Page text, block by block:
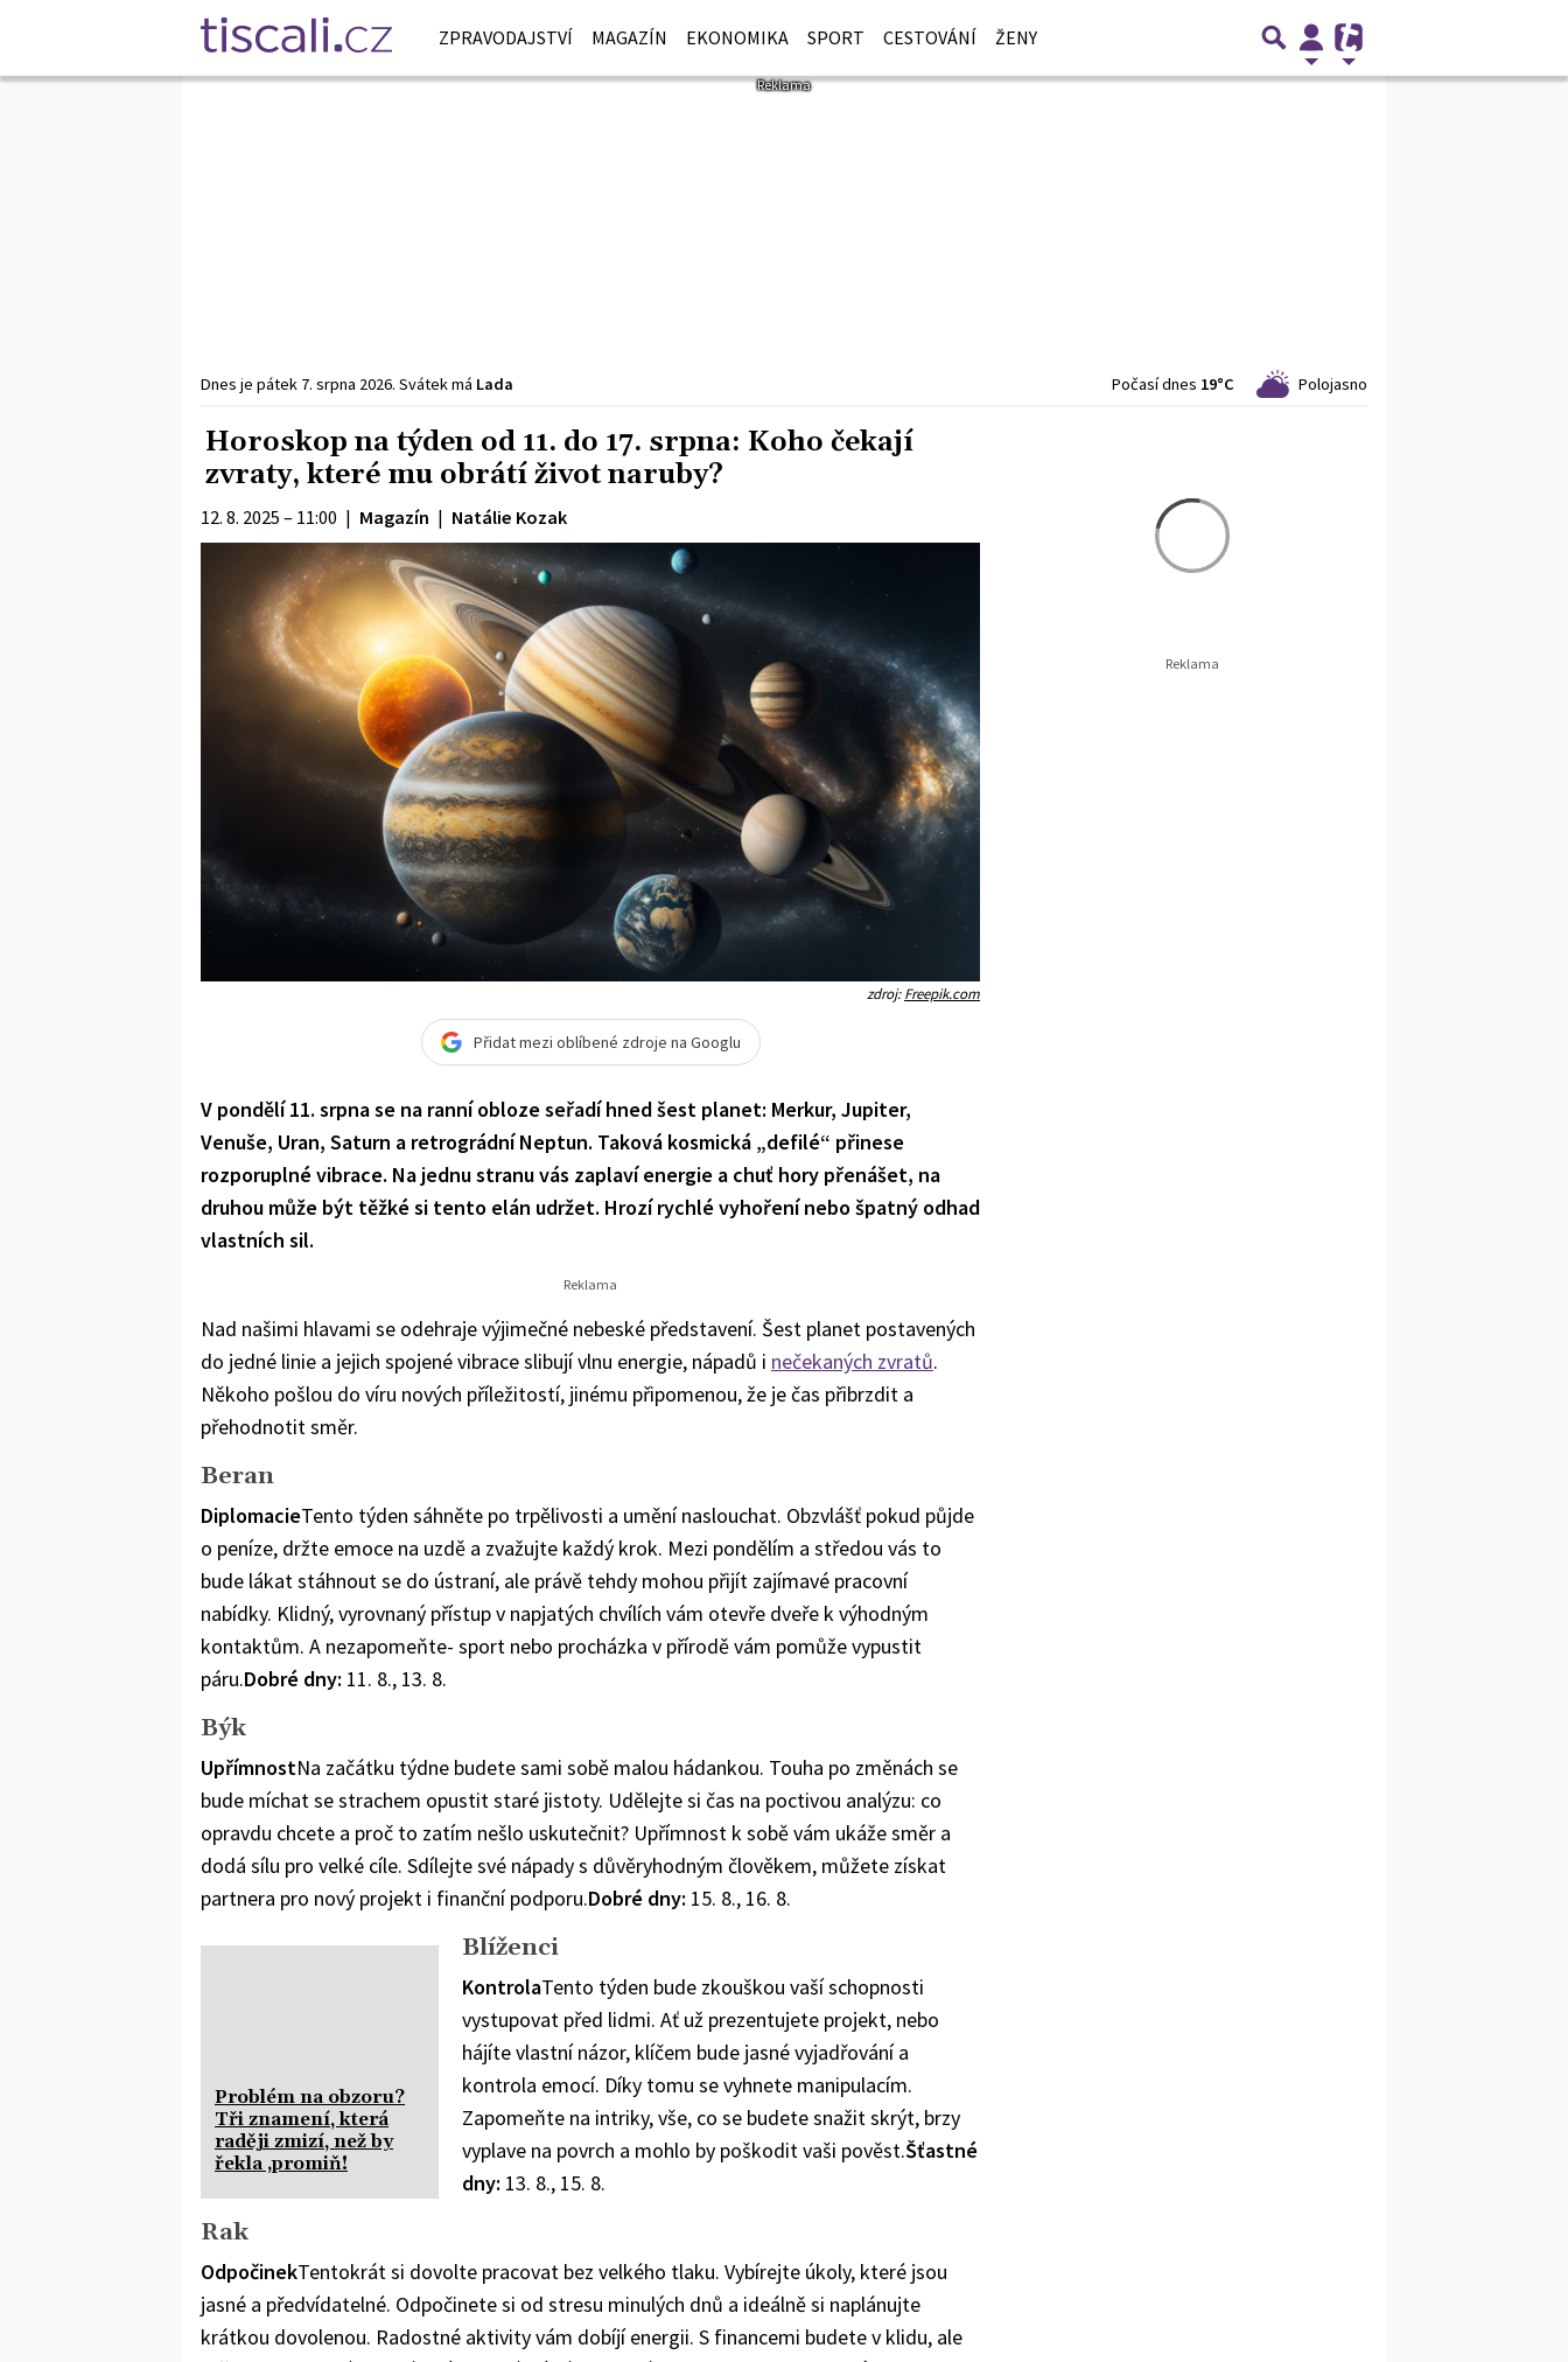
ZPRAVODAJSTVÍ MAGAZÍN EKONOMIKA SPORT CESTOVÁNÍ ŽENY
Dnes je pátek 7. srpna 2026. Svátek má Lada Počasí dnes 19°C Polojasno
Horoskop na týden od 11. do 17. srpna: Koho čekají
zvraty, které mu obrátí život naruby?
12. 8. 2025 – 11:00 | Magazín | Natálie Kozak
zdroj:Freepik.com
Přidat mezi oblíbené zdroje na Googlu
V pondělí 11. srpna se na ranní obloze seřadí hned šest planet: Merkur, Jupiter,
Venuše, Uran, Saturn a retrográdní Neptun. Taková kosmická „defilé“ přinese
rozporuplné vibrace. Na jednu stranu vás zaplaví energie a chuť hory přenášet, na
druhou může být těžké si tento elán udržet. Hrozí rychlé vyhoření nebo špatný odhad
vlastních sil.
Nad našimi hlavami se odehraje výjimečné nebeské představení. Šest planet postavených
do jedné linie a jejich spojené vibrace slibují vlnu energie, nápadů i nečekaných zvratů.
Někoho pošlou do víru nových příležitostí, jinému připomenou, že je čas přibrzdit a
přehodnotit směr.
Beran
DiplomacieTento týden sáhněte po trpělivosti a umění naslouchat. Obzvlášť pokud půjde
o peníze, držte emoce na uzdě a zvažujte každý krok. Mezi pondělím a středou vás to
bude lákat stáhnout se do ústraní, ale právě tehdy mohou přijít zajímavé pracovní
nabídky. Klidný, vyrovnaný přístup v napjatých chvílích vám otevře dveře k výhodným
kontaktům. A nezapomeňte- sport nebo procházka v přírodě vám pomůže vypustit
páru.Dobré dny: 11. 8., 13. 8.
Býk
UpřímnostNa začátku týdne budete sami sobě malou hádankou. Touha po změnách se
bude míchat se strachem opustit staré jistoty. Udělejte si čas na poctivou analýzu: co
opravdu chcete a proč to zatím nešlo uskutečnit? Upřímnost k sobě vám ukáže směr a
dodá sílu pro velké cíle. Sdílejte své nápady s důvěryhodným člověkem, můžete získat
partnera pro nový projekt i finanční podporu.Dobré dny: 15. 8., 16. 8.
Problém na obzoru?
Tři znamení, která
raději zmizí, než by
řekla ‚promiň!
Blíženci
KontrolaTento týden bude zkouškou vaší schopnosti
vystupovat před lidmi. Ať už prezentujete projekt, nebo
hájíte vlastní názor, klíčem bude jasné vyjadřování a
kontrola emocí. Díky tomu se vyhnete manipulacím.
Zapomeňte na intriky, vše, co se budete snažit skrýt, brzy
vyplave na povrch a mohlo by poškodit vaši pověst.Šťastné
dny: 13. 8., 15. 8.
Rak
OdpočinekTentokrát si dovolte pracovat bez velkého tlaku. Vybírejte úkoly, které jsou
jasné a předvídatelné. Odpočinete si od stresu minulých dnů a ideálně si naplánujte
krátkou dovolenou. Radostné aktivity vám dobíjí energii. S financemi budete v klidu, ale